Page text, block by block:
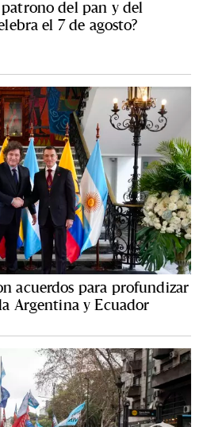
patrono del pan y del
el 7 de agosto?
acuerdos para profundizar
Argentina y Ecuador